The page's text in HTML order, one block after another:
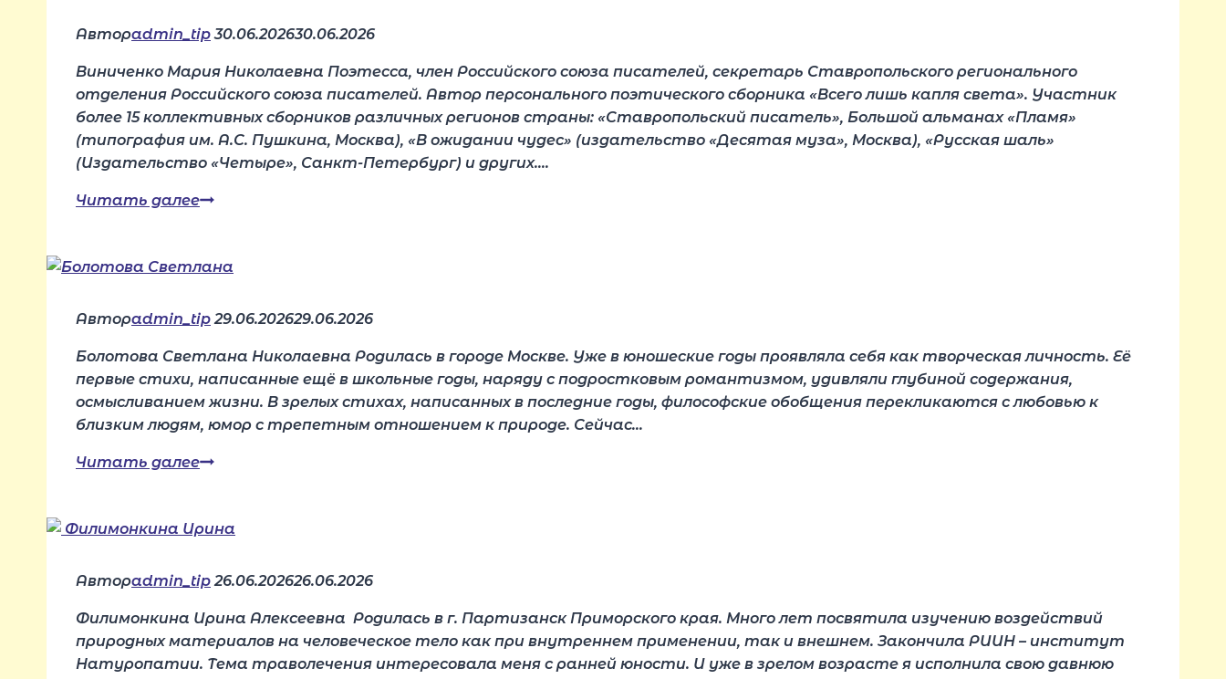
Авторadmin_tip 30.06.202630.06.2026
Виниченко Мария Николаевна Поэтесса, член Российского союза писателей, секретарь Ставропольского регионального
отделения Российского союза писателей. Автор персонального поэтического сборника «Всего лишь капля света». Участник
более 15 коллективных сборников различных регионов страны: «Ставропольский писатель», Большой альманах «Пламя»
(типография им. А.С. Пушкина, Москва), «В ожидании чудес» (издательство «Десятая муза», Москва), «Русская шаль»
(Издательство «Четыре», Санкт-Петербург) и других….
Читать далееВиниченко
Авторadmin_tip 29.06.202629.06.2026
Болотова Светлана Николаевна Родилась в городе Москве. Уже в юношеские годы проявляла себя как творческая личность. Её
первые стихи, написанные ещё в школьные годы, наряду с подростковым романтизмом, удивляли глубиной содержания,
осмысливанием жизни. В зрелых стихах, написанных в последние годы, философские обобщения перекликаются с любовью к
близким людям, юмор с трепетным отношением к природе. Сейчас…
Читать далееБолотова
Авторadmin_tip 26.06.202626.06.2026
Филимонкина Ирина Алексеевна Родилась в г. Партизанск Приморского края. Много лет посвятила изучению воздействий
природных материалов на человеческое тело как при внутреннем применении, так и внешнем. Закончила РИИН – институт
Натуропатии. Тема траволечения интересовала меня с ранней юности. И уже в зрелом возрасте я исполнила свою давнюю